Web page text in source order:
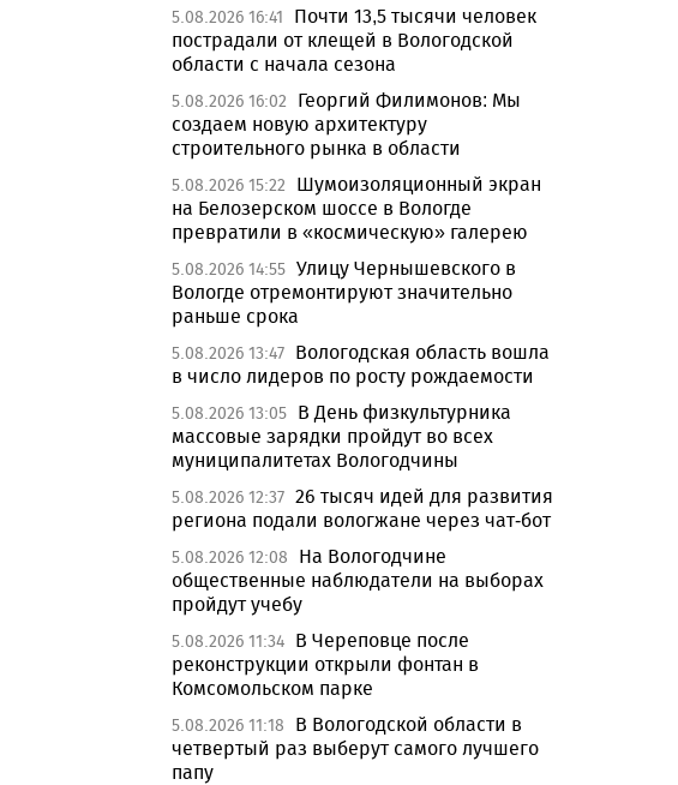
5.08.2026 16:41
Почти 13,5 тысячи человек
пострадали от клещей в Вологодской
области с начала сезона
5.08.2026 16:02
Георгий Филимонов: Мы
создаем новую архитектуру
строительного рынка в области
5.08.2026 15:22
Шумоизоляционный экран
на Белозерском шоссе в Вологде
превратили в «космическую» галерею
5.08.2026 14:55 Улицу Чернышевского в
Вологде отремонтируют значительно
раньше срока
5.08.2026 13:47 Вологодская область вошла
в число лидеров по росту рождаемости
5.08.2026 13:05 В День физкультурника
массовые зарядки пройдут во всех
муниципалитетах Вологодчины
5.08.2026 12:37 26 тысяч идей для развития
региона подали вологжане через чат-бот
5.08.2026 12:08
На Вологодчине
общественные наблюдатели на выборах
пройдут учебу
5.08.2026 11:34 В Череповце после
реконструкции открыли фонтан в
Комсомольском парке
5.08.2026 11:18
В Вологодской области в
четвертый раз выберут самого лучшего
папу